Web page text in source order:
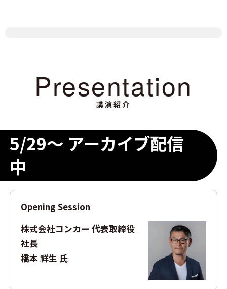
Presentation
講演紹介
5/29～ アーカイブ配信
中
Opening Session
株式会社コンカー 代表取締役
社長
橋本 祥生 氏